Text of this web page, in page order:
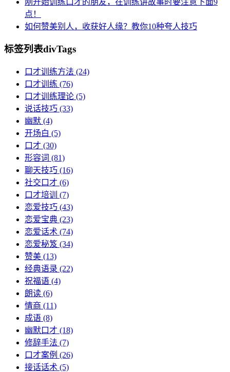
点！
如何赞美别人，收获好人缘？教你10种夸人技巧
标签列表divTags
口才训练方法 (24)
口才训练 (76)
口才训练理论 (5)
说话技巧 (33)
幽默 (4)
开场白 (5)
口才 (30)
形容词 (81)
聊天技巧 (16)
社交口才 (6)
口才培训
(7)
恋爱技巧 (43)
恋爱宝典 (23)
恋爱话术 (74)
恋爱秘笈 (34)
赞美 (13)
经典语录 (22)
祝福语 (4)
朗读 (6)
情商 (11)
成语 (8)
幽默口才 (18)
修辞手法 (7)
口才案例 (26)
接话话术 (5)